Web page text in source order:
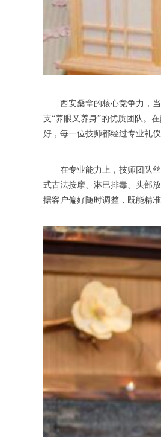
西安桑拿的核心竞争力，当
支“养眼又养身”的优质团队。
好，每一位技师都经过专业礼
在专业能力上，技师团队丝
式古法按摩、淋巴排毒、头部
据客户偏好随时调整，既能精